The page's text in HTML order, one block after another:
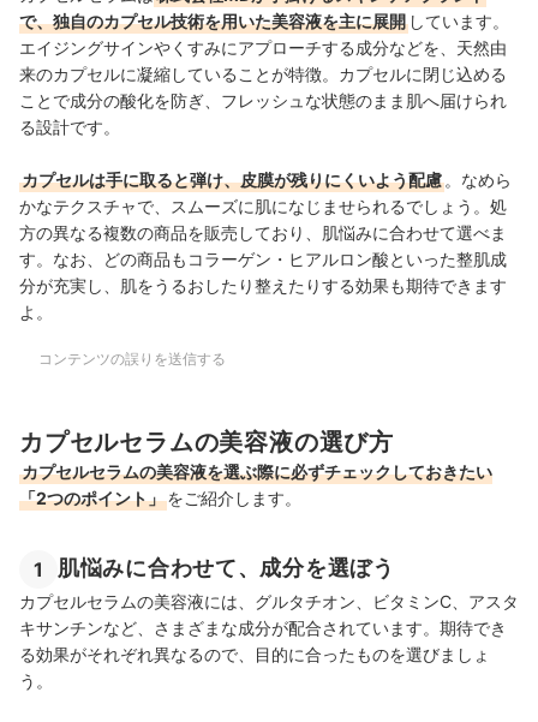
で、独自のカプセル技術を用いた美容液を主に展開 しています。
エイジングサインやくすみにアプローチする成分などを、天然由
来のカプセルに凝縮していることが特徴。カプセルに閉じ込める
ことで成分の酸化を防ぎ、フレッシュな状態のまま肌へ届けられ
る設計です。
カプセルは手に取ると弾け、皮膜が残りにくいよう配慮 。なめら
かなテクスチャで、スムーズに肌になじませられるでしょう。処
方の異なる複数の商品を販売しており、肌悩みに合わせて選べま
す。なお、どの商品もコラーゲン・ヒアルロン酸といった整肌成
分が充実し、肌をうるおしたり整えたりする効果も期待できます
よ。
コンテンツの誤りを送信する
カプセルセラムの美容液の選び方
カプセルセラムの美容液を選ぶ際に必ずチェックしておきたい
「2つのポイント」をご紹介します。
1 肌悩みに合わせて、成分を選ぼう
カプセルセラムの美容液には、グルタチオン、ビタミンC、アスタ
キサンチンなど、さまざまな成分が配合されています。期待でき
る効果がそれぞれ異なるので、目的に合ったものを選びましょ
う。